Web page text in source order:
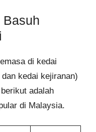
Basuh
di kedai
kedai kejiranan)
adalah
di Malaysia.